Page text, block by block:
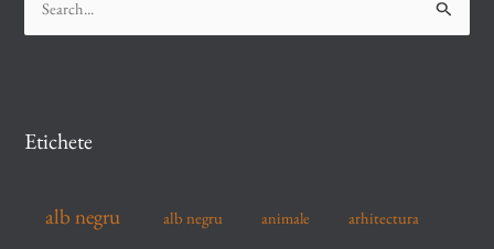
e
h
Etichete
alb negru alb negru animale arhitectura